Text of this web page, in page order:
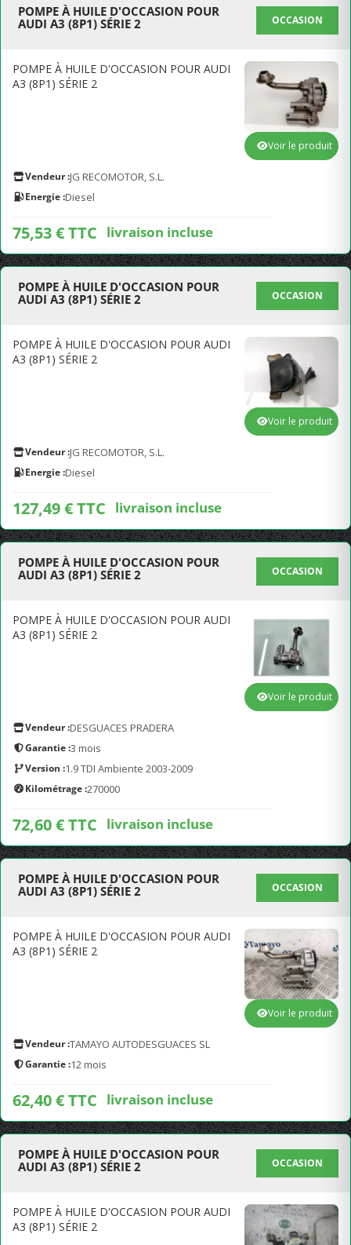
POMPE À HUILE D'OCCASION POUR
AUDI A3 (8P1) SÉRIE 2
OCCASION
POMPE À HUILE D'OCCASION POUR AUDI
A3 (8P1) SÉRIE 2
Vendeur :JG RECOMOTOR, S.L.
Energie :Diesel
75,53 € TTC livraison incluse
Voir le produit
POMPE À HUILE D'OCCASION POUR
AUDI A3 (8P1) SÉRIE 2
OCCASION
POMPE À HUILE D'OCCASION POUR AUDI
A3 (8P1) SÉRIE 2
Vendeur :JG RECOMOTOR, S.L.
Energie :Diesel
127,49 € TTC livraison incluse
Voir le produit
POMPE À HUILE D'OCCASION POUR
AUDI A3 (8P1) SÉRIE 2
OCCASION
POMPE À HUILE D'OCCASION POUR AUDI
A3 (8P1) SÉRIE 2
Vendeur :DESGUACES PRADERA
Garantie :3 mois
Version :1.9 TDI Ambiente 2003-2009
Kilométrage :270000
72,60 € TTC livraison incluse
Voir le produit
POMPE À HUILE D'OCCASION POUR
AUDI A3 (8P1) SÉRIE 2
OCCASION
POMPE À HUILE D'OCCASION POUR AUDI
A3 (8P1) SÉRIE 2
Vendeur :TAMAYO AUTODESGUACES SL
Garantie :12 mois
62,40 € TTC livraison incluse
Voir le produit
POMPE À HUILE D'OCCASION POUR
AUDI A3 (8P1) SÉRIE 2
OCCASION
POMPE À HUILE D'OCCASION POUR AUDI
A3 (8P1) SÉRIE 2